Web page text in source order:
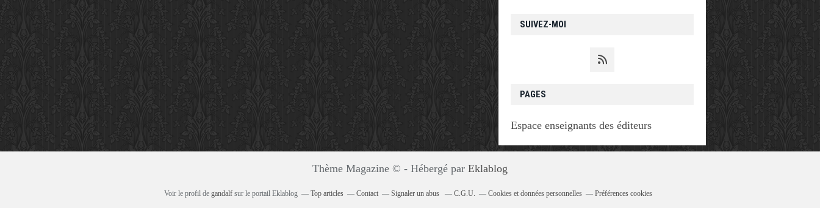
SUIVEZ-MOI
PAGES
Espace enseignants des éditeurs
Thème Magazine © - Hébergé par Eklablog
Voir le profil de gandalf sur le portail Eklablog Top articles Contact Signaler un abus C.G.U. Cookies et données personnelles Préférences cookies